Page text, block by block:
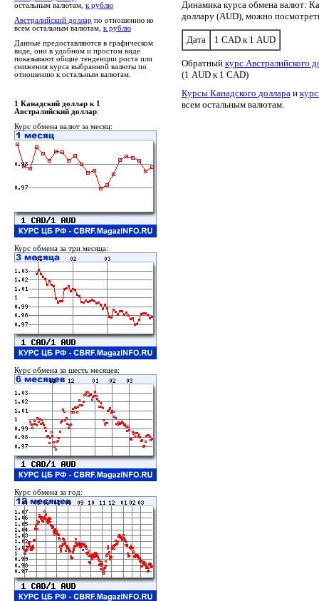
остальным валютам, к рублю
Австралийский доллар по отношению ко
всем остальным валютам, к рублю
Данные предоставляются в графическом
виде, они в удобном и простом виде
показывают общие тенденции роста или
снижения курса выбранной валюты по
отношению к остальным валютам.
Динамика курса обмена валют:
доллару (AUD), можно
Дата 1 CAD к 1 AUD
Обратный курс Австралийского
(1 AUD к 1 CAD)
Курсы Канадского доллара и
всем остальным валютам.
1 Канадский доллар к 1
Австралийский доллар:
Курс обмена валют за месяц:
Курс обмена за три месяца:
Курс обмена за шесть месяцев:
Курс обмена за год: